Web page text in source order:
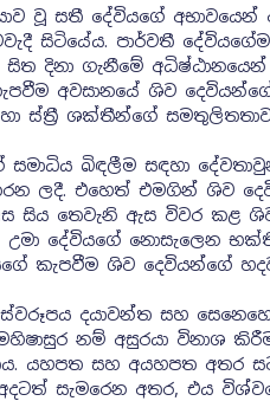
වූ සතී දේවියගේ
සිටියේය. පාර්වතී
දිනා ගැනීමේ
අවසානයේ ශිව
ස්ත්‍රී ශක්තීන්ගේ
සමාධිය බිඳලීම සඳහා
ලදී. එහෙත් එමගින් ශිව
සිය තෙවැනි ඇස විවර කළ
උමා දේවියගේ නොසැලෙන
කැපවීම ශිව දෙවියන්ගේ
ස්වරූපය දයාවන්ත සහ
නම් අසුරයා විනාශ
යහපත සහ අයහපත අතර
සැමරෙන අතර, එය